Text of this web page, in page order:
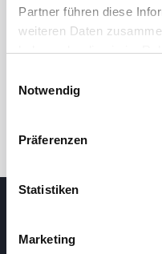
Partner führen diese
weiteren Daten
haben oder die sie im
Notwendig
Präferenzen
Statistiken
Marketing
24 Std.